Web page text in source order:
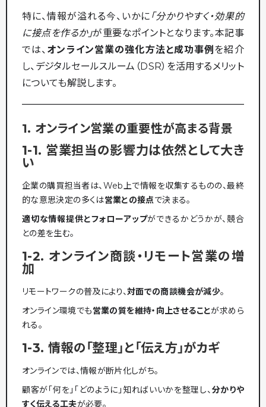
特に、情報が溢れる今、いかに 「分かりやすく・効果的
に接点を作るか」が重要なポイントとなります。本記事
では、 オンライン営業の強化方法と成功事例 を紹介
し、デジタルセールスルーム（DSR）を活用するメリット
についても解説します。
1. オンライン営業の重要性が高まる背景
1-1. 営業担当の影響力は依然として大き
い
企業の購買担当者は、Web上で情報を収集するものの、最終
的な意思決定の多くは営業との接点で決まる。
適切な情報提供とフォローアップができるかどうかが、競合
との差を生む。
1-2. オンライン商談・リモート営業の増
加
リモートワークの普及により、対面での商談機会が減少。
オンライン環境でも営業の質を維持・向上させることが求めら
れる。
1-3. 情報の「整理」と「伝え方」がカギ
オンラインでは、情報が断片化しがち。
顧客が「何を」「どのように」知ればいいかを整理し、分かりや
すく伝える工夫が必要。